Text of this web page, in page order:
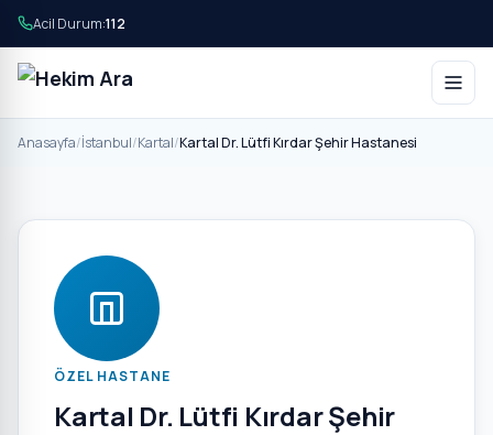
Acil Durum:112
Anasayfa/İstanbul/Kartal/Kartal Dr. Lütfi Kırdar Şehir Hastanesi
ÖZEL HASTANE
Kartal Dr. Lütfi Kırdar Şehir